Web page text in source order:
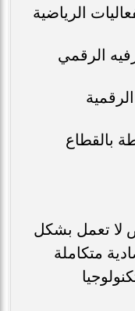
الرياضية
الرقمي
بالقطاع
لا تعمل بشكل
متكاملة